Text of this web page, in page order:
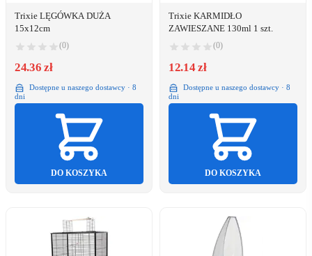
Trixie LĘGÓWKA DUŻA
15x12cm
(0)
24.36 zł
Dostępne u naszego dostawcy · 8
dni
DO KOSZYKA
Trixie KARMIDŁO
ZAWIESZANE 130ml 1 szt.
(0)
12.14 zł
Dostępne u naszego dostawcy · 8
dni
DO KOSZYKA